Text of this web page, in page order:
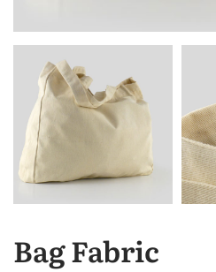
Bag Fabric